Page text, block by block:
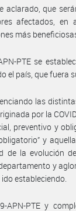
aclarado, que
afectados, en
más
PTE se
el país, que fuera
las
por la
preventivo y
y
de la evolución
y
estableciendo.
APN-PTE y